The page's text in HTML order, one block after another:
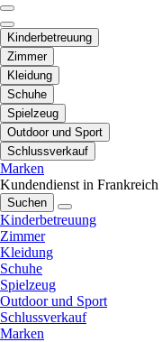
Kinderbetreuung
Zimmer
Kleidung
Schuhe
Spielzeug
Outdoor und Sport
Schlussverkauf
Marken
Kundendienst in Frankreich
Suchen
Kinderbetreuung
Zimmer
Kleidung
Schuhe
Spielzeug
Outdoor und Sport
Schlussverkauf
Marken